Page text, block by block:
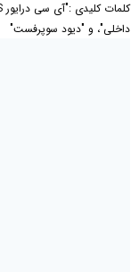
داخلی"، و "دیود سوپرفست"